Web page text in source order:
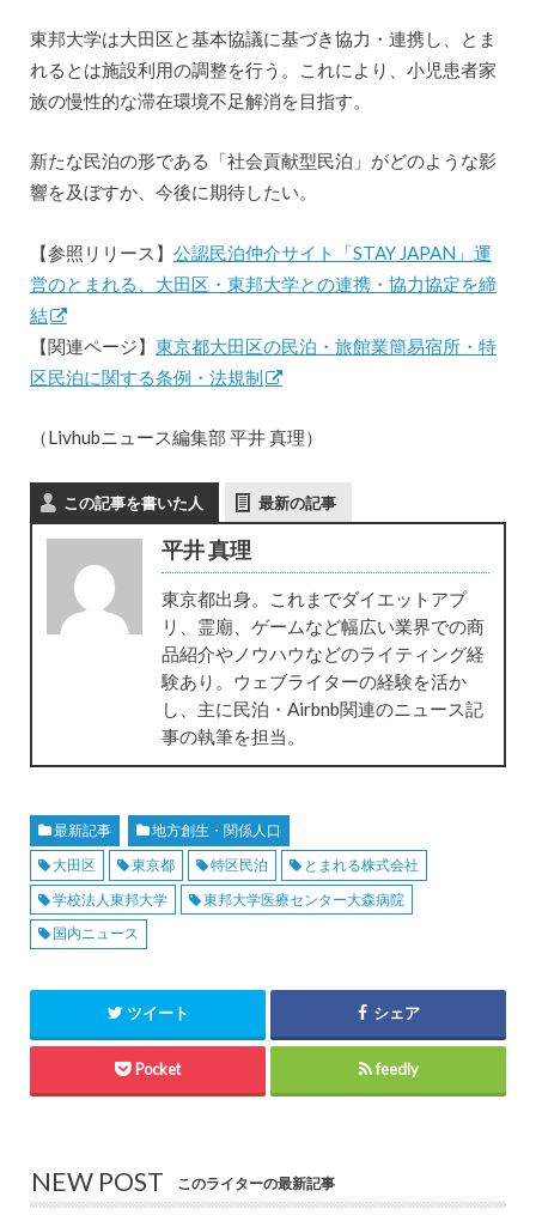
東邦大学は大田区と基本協議に基づき協力・連携し、とま
れるとは施設利用の調整を行う。これにより、小児患者家
族の慢性的な滞在環境不足解消を目指す。
新たな民泊の形である「社会貢献型民泊」がどのような影
響を及ぼすか、今後に期待したい。
【参照リリース】 公認民泊仲介サイト「STAY JAPAN」運
営のとまれる、大田区・東邦大学との連携・協力協定を締
結
【関連ページ】 東京都大田区の民泊・旅館業簡易宿所・特
区民泊に関する条例・法規制
（Livhubニュース編集部 平井 真理）
この記事を書いた人 最新の記事
平井 真理
東京都出身。これまでダイエットアプ
リ、霊廟、ゲームなど幅広い業界での商
品紹介やノウハウなどのライティング経
験あり。ウェブライターの経験を活か
し、主に民泊・Airbnb関連のニュース記
事の執筆を担当。
最新記事
地方創生・関係人口
大田区
東京都 特区民泊
とまれる株式会社
学校法人東邦大学
東邦大学医療センター大森病院
国内ニュース
ツイート シェア
Pocket feedly
NEW POST このライターの最新記事